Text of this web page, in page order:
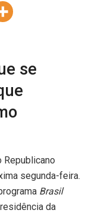
se
Republicano
segunda-feira.
Brasil
da